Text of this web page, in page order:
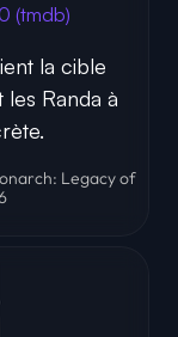
(tmdb)
la cible
Randa à
Legacy of